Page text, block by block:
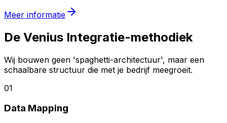
Meer informatie
De Venius Integratie-methodiek
Wij bouwen geen 'spaghetti-architectuur', maar een
schaalbare structuur die met je bedrijf meegroeit.
01
Data Mapping